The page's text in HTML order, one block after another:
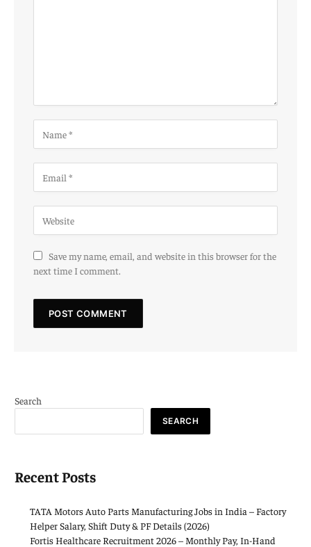
Save my name, email, and website in this browser for the
next time I comment.
Search
SEARCH
Recent Posts
TATA Motors Auto Parts Manufacturing Jobs in India – Factory
Helper Salary, Shift Duty & PF Details (2026)
Fortis Healthcare Recruitment 2026 – Monthly Pay, In-Hand